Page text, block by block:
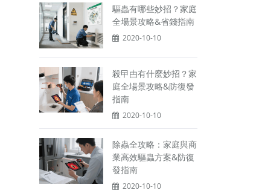
驅蟲有哪些妙招？家庭
全場景攻略&省錢指南
2020-10-10
殺曱甴有什麼妙招？家
庭全場景攻略&防復發
指南
2020-10-10
除蟲全攻略：家庭與商
業高效驅蟲方案&防復
發指南
2020-10-10